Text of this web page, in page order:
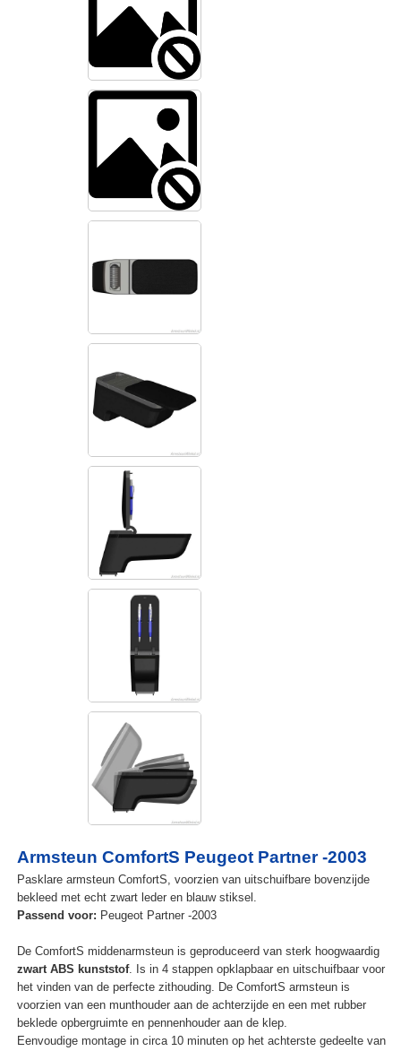
Armsteun ComfortS Peugeot Partner -2003
Pasklare armsteun ComfortS, voorzien van uitschuifbare bovenzijde
bekleed met echt zwart leder en blauw stiksel.
Passend voor: Peugeot Partner -2003
De ComfortS middenarmsteun is geproduceerd van sterk hoogwaardig
zwart ABS kunststof. Is in 4 stappen opklapbaar en uitschuifbaar voor
het vinden van de perfecte zithouding. De ComfortS armsteun is
voorzien van een munthouder aan de achterzijde en een met rubber
beklede opbergruimte en pennenhouder aan de klep.
Eenvoudige montage in circa 10 minuten op het achterste gedeelte van